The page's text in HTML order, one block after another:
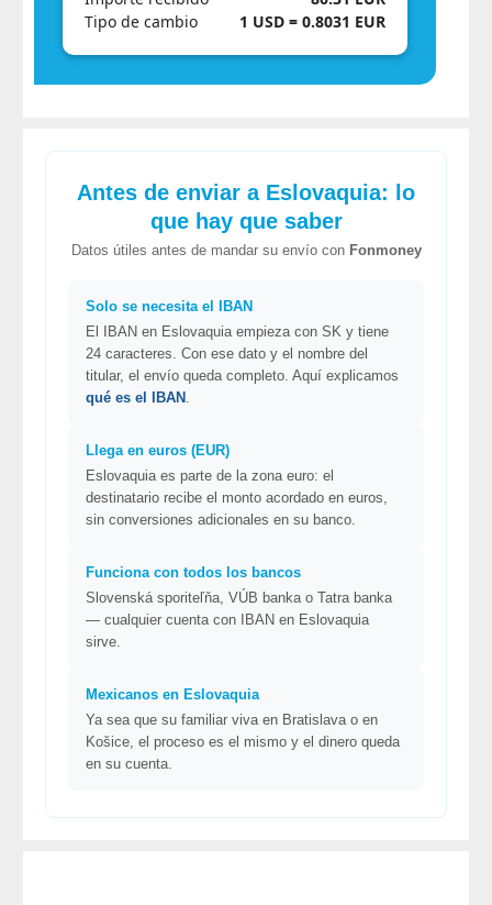
Tipo de cambio
1 USD = 0.8031 EUR
Antes de enviar a Eslovaquia: lo
que hay que saber
Datos útiles antes de mandar su envío con Fonmoney
Solo se necesita el IBAN
El IBAN en Eslovaquia empieza con SK y tiene
24 caracteres. Con ese dato y el nombre del
titular, el envío queda completo. Aquí explicamos
qué es el IBAN .
Llega en euros (EUR)
Eslovaquia es parte de la zona euro: el
destinatario recibe el monto acordado en euros,
sin conversiones adicionales en su banco.
Funciona con todos los bancos
Slovenská sporiteľňa, VÚB banka o Tatra banka
— cualquier cuenta con IBAN en Eslovaquia
sirve.
Mexicanos en Eslovaquia
Ya sea que su familiar viva en Bratislava o en
Košice, el proceso es el mismo y el dinero queda
en su cuenta.